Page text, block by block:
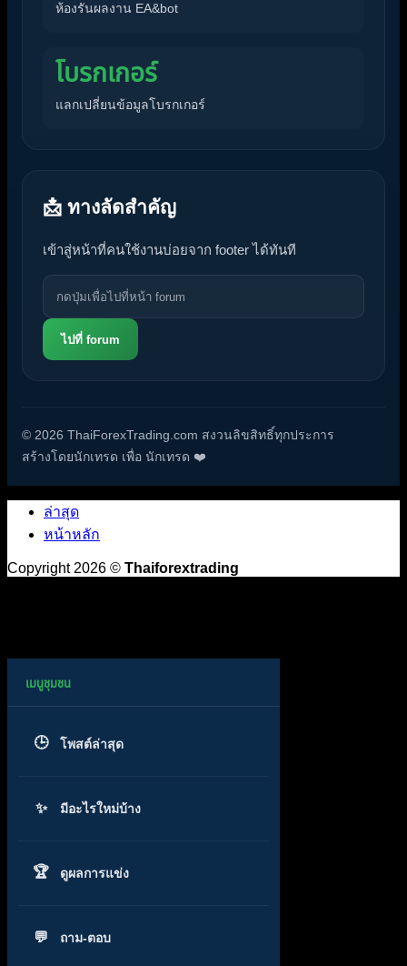
ห้องรันผลงาน EA&bot
โบรกเกอร์
แลกเปลี่ยนข้อมูลโบรกเกอร์
📩 ทางลัดสำคัญ
เข้าสู่หน้าที่คนใช้งานบ่อยจาก footer ได้ทันที
ไปที่ forum
© 2026 ThaiForexTrading.com สงวนลิขสิทธิ์ทุกประการ
สร้างโดยนักเทรด เพื่อ นักเทรด ❤️
ล่าสุด
หน้าหลัก
Copyright 2026 © Thaiforextrading
โพสต์ล่าสุด
มีอะไรใหม่บ้าง
ดูผลการแข่ง
ถาม-ตอบ